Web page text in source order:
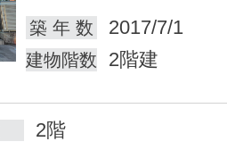
築 年 数
2017/7/1
建物階数 2階建
2階